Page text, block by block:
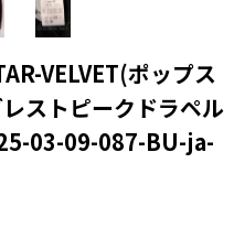
VELVET(ポップス
ストピークドラペル
03-09-087-BU-ja-